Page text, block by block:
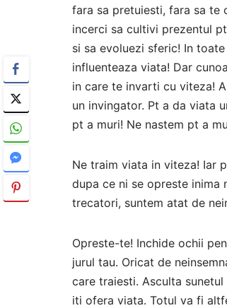
fara sa pretuiesti, fara sa te
incerci sa cultivi prezentul
si sa evoluezi sferic! In
influenteaza viata! Dar
in care te invarti cu viteza!
un invingator. Pt a da viata
pt a muri! Ne nastem pt a
Ne traim viata in viteza! Iar
dupa ce ni se opreste
trecatori, suntem atat de
Opreste-te! Inchide ochii
jurul tau. Oricat de
care traiesti. Asculta
iti ofera viata. Totul va fi